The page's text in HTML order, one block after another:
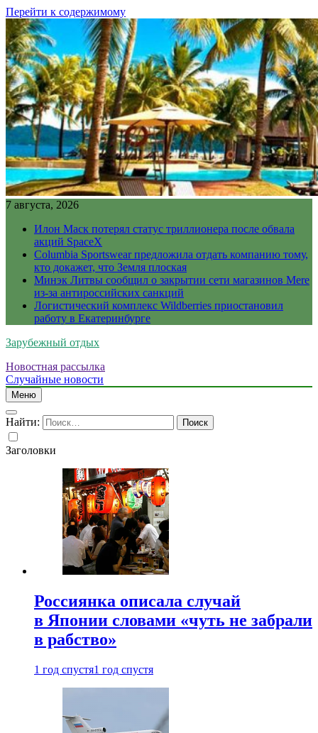
Перейти к содержимому
7 августа, 2026
Илон Маск потерял статус триллионера после обвала
акций SpaceX
Columbia Sportswear предложила отдать компанию тому,
кто докажет, что Земля плоская
Минэк Литвы сообщил о закрытии сети магазинов Mere
из-за антироссийских санкций
Логистический комплекс Wildberries приостановил
работу в Екатеринбурге
Зарубежный отдых
Новостная рассылка
Случайные новости
Меню
Найти:
Заголовки
Россиянка описала случай
в Японии словами «чуть не забрали
в рабство»
1 год спустя1 год спустя